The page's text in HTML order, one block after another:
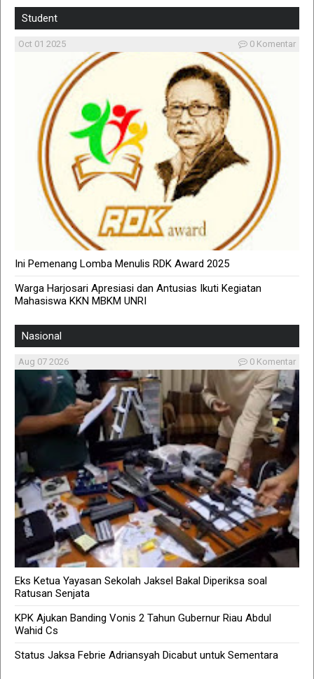
Student
Ini Pemenang Lomba Menulis RDK Award 2025
Oct 01 2025 0 Komentar
Warga Harjosari Apresiasi dan Antusias Ikuti Kegiatan
Mahasiswa KKN MBKM UNRI
Nasional
Eks Ketua Yayasan Sekolah Jaksel Bakal Diperiksa soal
Ratusan Senjata
Aug 07 2026 0 Komentar
KPK Ajukan Banding Vonis 2 Tahun Gubernur Riau Abdul
Wahid Cs
Status Jaksa Febrie Adriansyah Dicabut untuk Sementara